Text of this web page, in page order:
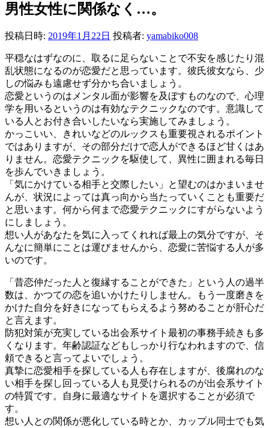
男性女性に関係なく…。
投稿日時: 2019年1月22日 投稿者: yamabiko008
平穏なはずなのに、取るに足らないことで不安を感じたり混
乱状態になるのが恋愛だと思っています。彼氏彼女なら、少
しの悩みも遠慮せず分かち合いましょう。
恋愛というのはメンタル面が影響を及ぼすものなので、心理
学を用いるというのは有効なテクニックなのです。意識して
いる人とお付き合いしたいなら実施してみましょう。
かっこいい、きれいなどのルックスも重要視されるポイント
ではありますが、その部分だけで恋人ができるほど甘くはあ
りません。恋愛テクニックを駆使して、異性に囲まれる毎日
を歩んでいきましょう。
「気にかけている相手と交際したい」と望むのはかまいませ
んが、状況によっては真っ向から当たっていくことも重要だ
と思います。何から何まで恋愛テクニックにすがらないよう
にしましょう。
想い人があなたを気に入ってくれれば最上の気分ですが、そ
んなに簡単にことは運びませんから、恋愛に苦悩する人が多
いのです。
「昔恋仲だった人と復縁することができた」という人の過半
数は、かつての恋を追いかけたりしません。もう一度磨きを
かけた自分を好きになってもらえるよう努めることが肝心だ
と言えます。
防犯対策が充実している出会系サイト最初の事務手続きも多
くなります。年齢認証などもしっかり行なわれますので、信
頼できると言ってよいでしょう。
真摯に恋愛相手を探している人も存在しますが、後腐れのな
い相手を探し回っている人も見受けられるのが出会系サイト
の特質です。自身に最適なサイトを選択することが必須で
す。
想い人との関係が悪化している時とか、カップル同士でも気